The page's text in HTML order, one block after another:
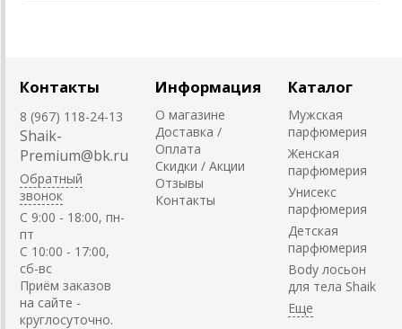
Контакты
8 (967) 118-24-13
Shaik-
Premium@bk.ru
Обратный
звонок
C 9:00 - 18:00, пн-
пт
С 10:00 - 17:00,
сб-вс
Приём заказов
на сайте -
круглосуточно.
Информация
О магазине
Доставка /
Оплата
Скидки / Акции
Отзывы
Контакты
Каталог
Мужская
парфюмерия
Женская
парфюмерия
Унисекс
парфюмерия
Детская
парфюмерия
Body лосьон
для тела Shaik